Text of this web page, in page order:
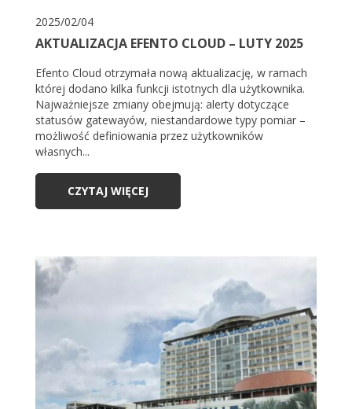
2025/02/04
AKTUALIZACJA EFENTO CLOUD – LUTY 2025
Efento Cloud otrzymała nową aktualizację, w ramach
której dodano kilka funkcji istotnych dla użytkownika.
Najważniejsze zmiany obejmują: alerty dotyczące
statusów gatewayów, niestandardowe typy pomiar –
możliwość definiowania przez użytkowników
własnych...
CZYTAJ WIĘCEJ